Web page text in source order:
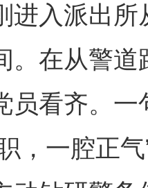
入派出所
。在从警
员看齐。
，一腔正